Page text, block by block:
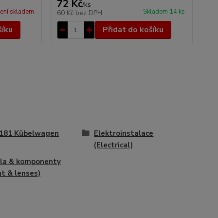
skladem
72 Kč/ks
60 Kč bez DPH Skladem 14 ks
Přidat do košíku
Kübelwagen
Elektroinstalace
(Electrical)
& komponenty
& lenses)